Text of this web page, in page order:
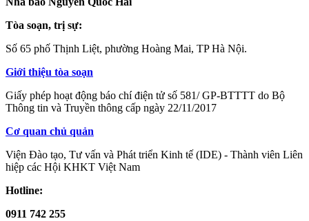
Tòa soạn, trị sự:
Số 65 phố Thịnh Liệt, phường Hoàng Mai, TP Hà Nội.
Giới thiệu tòa soạn
Giấy phép hoạt động báo chí điện tử số 581/ GP-BTTTT do Bộ
Thông tin và Truyền thông cấp ngày 22/11/2017
Cơ quan chủ quản
Viện Đào tạo, Tư vấn và Phát triển Kinh tế (IDE) - Thành viên Liên
hiệp các Hội KHKT Việt Nam
Hotline:
0911 742 255